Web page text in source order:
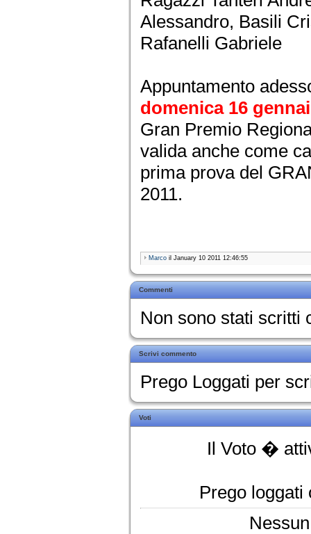
Alessandro, Basili
Rafanelli Gabriele
Appuntamento
domenica 16
Gran Premio
valida anche come
prima prova del
2011.
Marco il January 10 2011 12:46:55
Commenti
Non sono stati scritti
Scrivi commento
Prego Loggati per
Voti
Il Voto �
Prego loggati